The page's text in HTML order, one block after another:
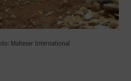
Malteser International